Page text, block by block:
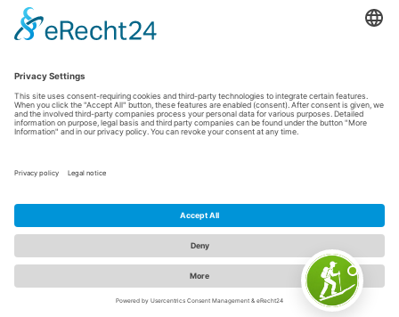
Imprint|Privacy policy|Declaration of accessibility
E: info@sauerland.com
Cookie-Einstellungen